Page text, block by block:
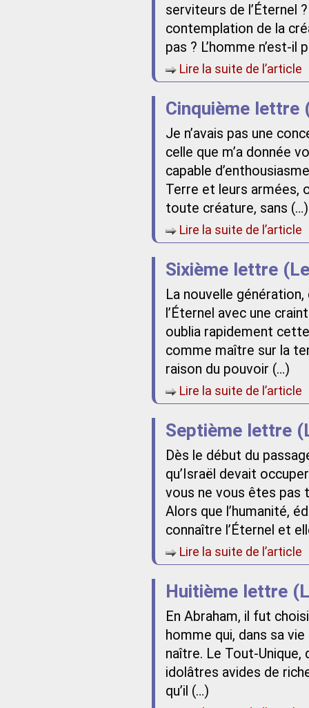
serviteurs de l’Éternel
contemplation de la
pas ? L’homme n’est-il
Lire la suite de l’article
Cinquième
Je n’avais pas une
celle que m’a donnée
capable
Terre et leurs armées,
toute créature, sans (…)
Lire la suite de l’article
Sixième lettre
La nouvelle
l’Éternel avec une
oublia rapidement
comme maître sur la
raison du pouvoir (…)
Lire la suite de l’article
Septième lettre
Dès le début du
qu’Israël devait
vous ne vous êtes pas
Alors que l’humanité,
connaître l’Éternel et
Lire la suite de l’article
Huitième lettre
En Abraham, il fut
homme qui, dans sa
naître. Le Tout-Unique,
idolâtres avides de
qu’il (…)